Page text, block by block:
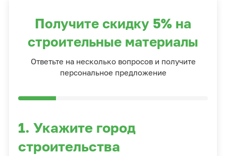
Получите скидку 5% на
строительные материалы
Ответьте на несколько вопросов и получите
персональное предложение
1. Укажите город
строительства